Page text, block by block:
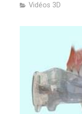
Vidéos 3D